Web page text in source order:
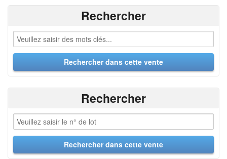
Rechercher
Rechercher